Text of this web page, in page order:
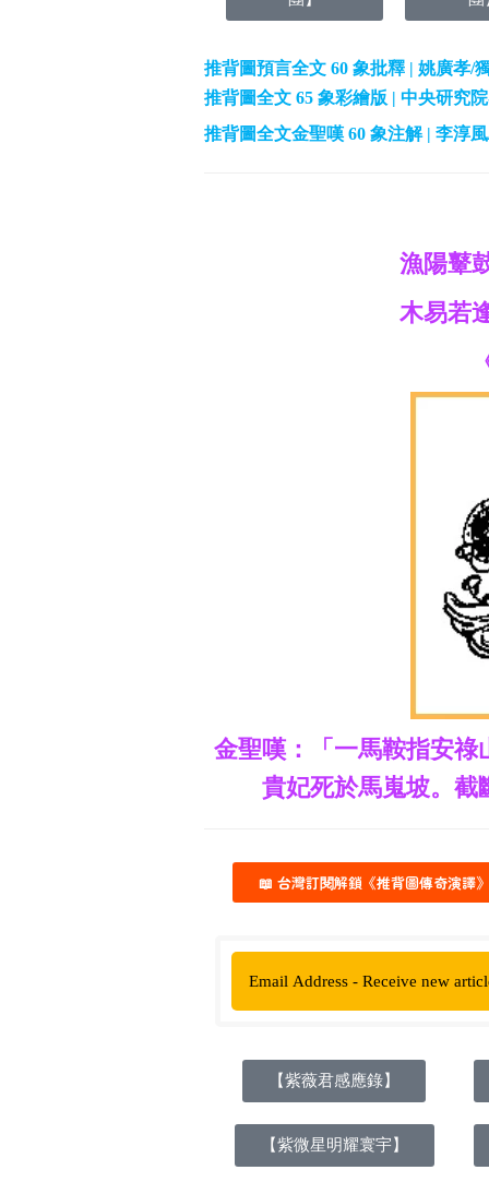
推背圖預言全文 60 象批釋 | 姚廣孝/
推背圖全文 65 象彩繪版 | 中央研究
推背圖全文金聖嘆 60 象注解 | 李淳
漁陽鼙
木易若
金聖嘆：「一馬鞍指安祿
貴妃死於馬嵬坡。截
📖 台灣訂閱解鎖《推背圖傳奇演譯
【紫薇君感應錄】
【紫微星明耀寰宇】